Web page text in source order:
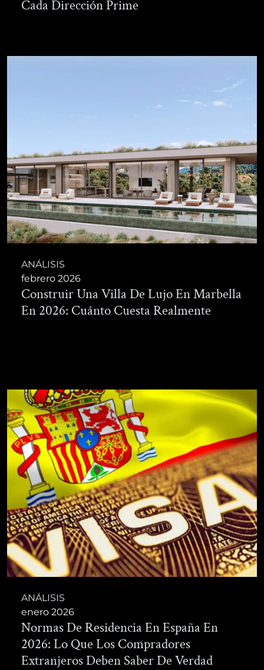
Cada Dirección Prime
ANÁLISIS
febrero 2026
Construir Una Villa De Lujo En Marbella
En 2026: Cuánto Cuesta Realmente
ANÁLISIS
enero 2026
Normas De Residencia En España En
2026: Lo Que Los Compradores
Extranjeros Deben Saber De Verdad